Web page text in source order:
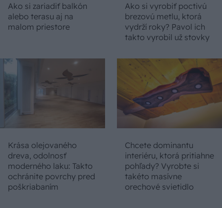
Ako si zariadiť balkón
alebo terasu aj na
malom priestore
Ako si vyrobiť poctivú
brezovú metlu, ktorá
vydrží roky? Pavol ich
takto vyrobil už stovky
Krása olejovaného
dreva, odolnosť
moderného laku: Takto
ochránite povrchy pred
poškriabaním
Chcete dominantu
interiéru, ktorá pritiahne
pohľady? Vyrobte si
takéto masívne
orechové svietidlo